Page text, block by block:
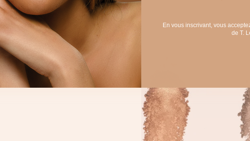
En vous inscrivant, vous
de T.